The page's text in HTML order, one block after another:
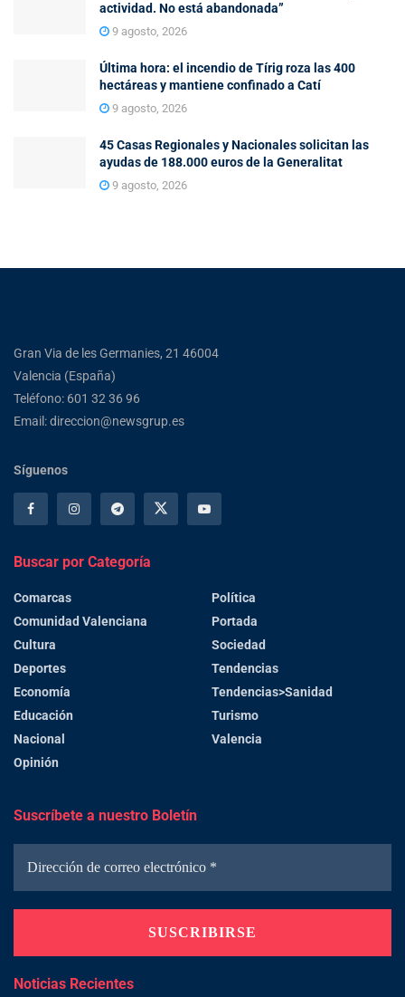
actividad. No está abandonada”
9 agosto, 2026
Última hora: el incendio de Tírig roza las 400
hectáreas y mantiene confinado a Catí
9 agosto, 2026
45 Casas Regionales y Nacionales solicitan las
ayudas de 188.000 euros de la Generalitat
9 agosto, 2026
Gran Via de les Germanies, 21 46004
Valencia (España)
Teléfono: 601 32 36 96
Email: direccion@newsgrup.es
Síguenos
Buscar por Categoría
Comarcas
Comunidad Valenciana
Cultura
Deportes
Economía
Educación
Nacional
Opinión
Política
Portada
Sociedad
Tendencias
Tendencias>Sanidad
Turismo
Valencia
Suscríbete a nuestro Boletín
Noticias Recientes